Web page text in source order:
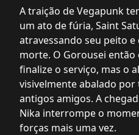
A traição de Vegapunk
um ato de fúria, Saint
atravessando seu peito
morte. O Gorousei então
finalize o serviço, mas o
visivelmente abalado por
antigos amigos. A
Nika interrompe o
forças mais uma vez.